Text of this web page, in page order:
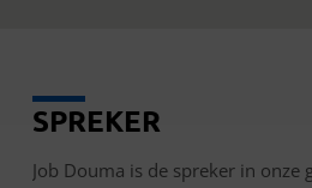
JOB
DOUMA
SPREKER
Job Douma is de spreker in onze